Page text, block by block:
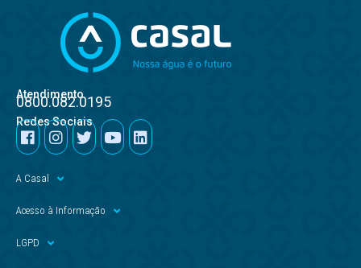
Atendimento
0800.082.0195
Redes Sociais
A Casal
Acesso à Informação
LGPD